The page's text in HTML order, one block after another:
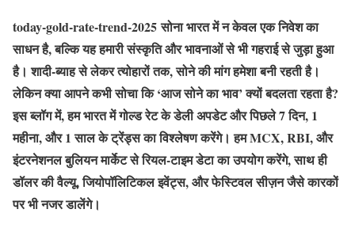
today-gold-rate-trend-2025 सोना भारत में न केवल एक निवेश का
साधन है, बल्कि यह हमारी संस्कृति और भावनाओं से भी गहराई से जुड़ा हुआ
है। शादी-ब्याह से लेकर त्योहारों तक, सोने की मांग हमेशा बनी रहती है।
लेकिन क्या आपने कभी सोचा कि ‘आज सोने का भाव’ क्यों बदलता रहता है?
इस ब्लॉग में, हम भारत में गोल्ड रेट के डेली अपडेट और पिछले 7 दिन, 1
महीना, और 1 साल के ट्रेंड्स का विश्लेषण करेंगे। हम MCX, RBI, और
इंटरनेशनल बुलियन मार्केट से रियल-टाइम डेटा का उपयोग करेंगे, साथ ही
डॉलर की वैल्यू, जियोपॉलिटिकल इवेंट्स, और फेस्टिवल सीज़न जैसे कारकों
पर भी नजर डालेंगे।